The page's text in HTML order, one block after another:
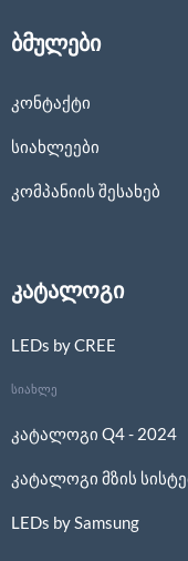
ბმულები
კონტაქტი
სიახლეები
კომპანიის შესახებ
კატალოგი
LEDs by CREE
სიახლე
კატალოგი Q4 - 2024
კატალოგი მზის
LEDs by Samsung